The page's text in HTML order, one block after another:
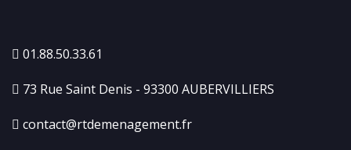
01.88.50.33.61
73 Rue Saint Denis - 93300 AUBERVILLIERS
contact@rtdemenagement.fr